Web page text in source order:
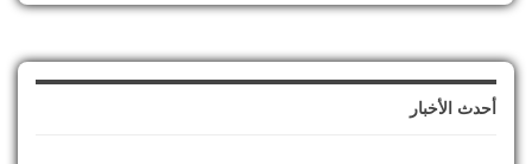
أحدث الأخبار